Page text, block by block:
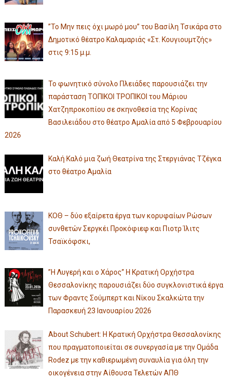
”Το Μην πεις όχι μωρό μου” του Βασίλη Τσικάρα στο
Δημοτικό θέατρο Καλαμαριάς «Στ. Κουγιουμτζής»
στις 9:15 μ.μ.
Το φωνητικό σύνολο Πλειάδες παρουσιάζει την
παράσταση ΤΟΠΙΚΟΙ ΤΡΟΠΙΚΟΙ του Μάριου
Χατζηπροκοπίου σε σκηνοθεσία της Κορίνας
Βασιλειάδου στο θέατρο Αμαλία από 5 Φεβρουαρίου
2026
Καλή Καλό μια ζωή Θεατρίνα της Στεργιάνας Τζέγκα
στο θέατρο Αμαλία
ΚΟΘ – δύο εξαίρετα έργα των κορυφαίων Ρώσων
συνθετών Σεργκέι Προκόφιεφ και Πιοτρ Ίλιτς
Τσαϊκόφσκι,
”Η Λυγερή και ο Χάρος” Η Κρατική Ορχήστρα
Θεσσαλονίκης παρουσιάζει δύο συγκλονιστικά έργα
των Φραντς Σούμπερτ και Νίκου Σκαλκώτα την
Παρασκευή 23 Ιανουαρίου 2026
About Schubert: Η Κρατική Ορχήστρα Θεσσαλονίκης
που πραγματοποιείται σε συνεργασία με την Ομάδα
Rodez με την καθιερωμένη συναυλία για όλη την
οικογένεια στην Αίθουσα Τελετών ΑΠΘ